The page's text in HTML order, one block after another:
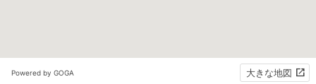
Powered by GOGA 大きな地図